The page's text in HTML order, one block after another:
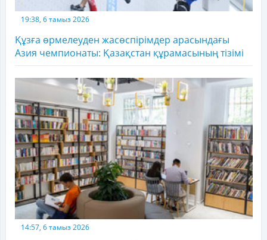
19:38, 6 тамыз 2026
Құзға өрмелеуден жасөспірімдер арасындағы
Азия чемпионаты: Қазақстан құрамасының тізімі
14:57, 6 тамыз 2026